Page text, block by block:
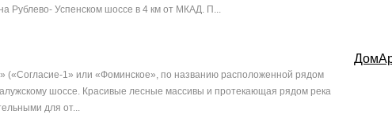
Рублево- Успенском шоссе в 4 км от МКАД. П...
(«Согласие-1» или «Фоминское», по названию расположенной рядом
шоссе. Красивые лесные массивы и протекающая рядом река
для от...